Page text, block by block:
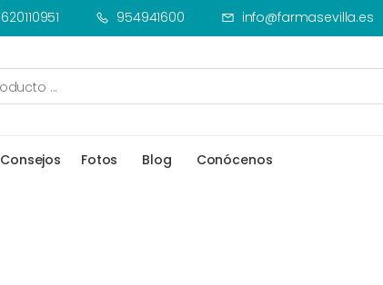
620110951 954941600 info@farmasevilla.es
Consejos Fotos Blog Conócenos